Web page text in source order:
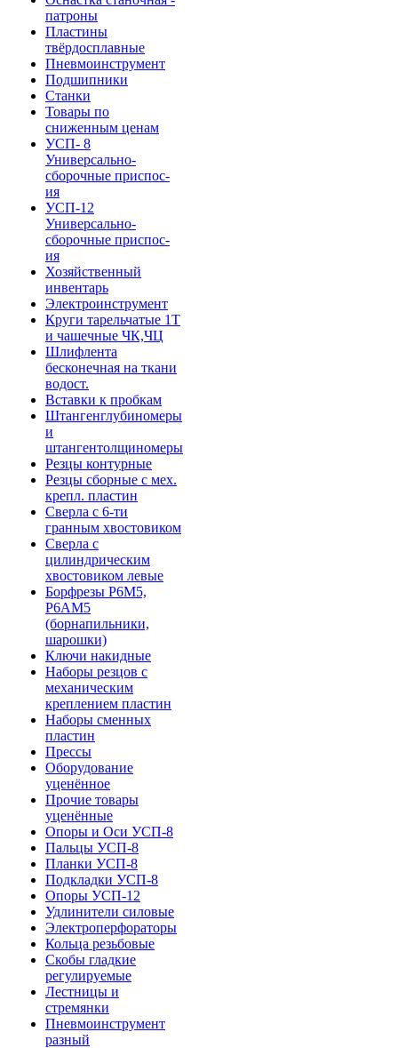
патроны
Пластины
твёрдосплавные
Пневмоинструмент
Подшипники
Станки
Товары по
сниженным ценам
УСП- 8
Универсально-
сборочные приспос-
ия
УСП-12
Универсально-
сборочные приспос-
ия
Хозяйственный
инвентарь
Электроинструмент
Круги тарельчатые 1Т
и чашечные ЧК,ЧЦ
Шлифлента
бесконечная на ткани
водост.
Вставки к пробкам
Штангенглубиномеры
и
штангентолщиномеры
Резцы контурные
Резцы сборные с мех.
крепл. пластин
Сверла с 6-ти
гранным хвостовиком
Сверла с
цилиндрическим
хвостовиком левые
Борфрезы Р6М5,
Р6АМ5
(борнапильники,
шарошки)
Ключи накидные
Наборы резцов с
механическим
креплением пластин
Наборы сменных
пластин
Прессы
Оборудование
уценённое
Прочие товары
уценённые
Опоры и Оси УСП-8
Пальцы УСП-8
Планки УСП-8
Подкладки УСП-8
Опоры УСП-12
Удлинители силовые
Электроперфораторы
Кольца резьбовые
Скобы гладкие
регулируемые
Лестницы и
стремянки
Пневмоинструмент
разный